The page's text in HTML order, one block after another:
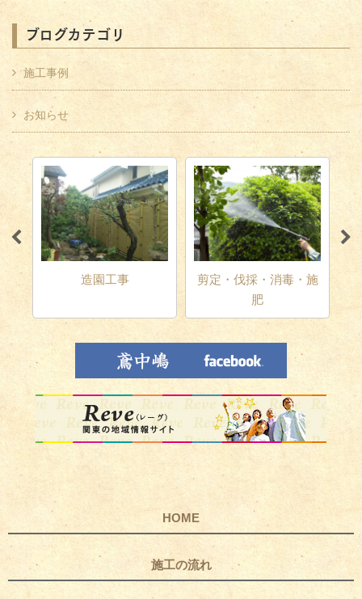
ブログカテゴリ
施工事例
お知らせ
造園工事
剪定・伐採・消毒・施
肥
HOME
施工の流れ